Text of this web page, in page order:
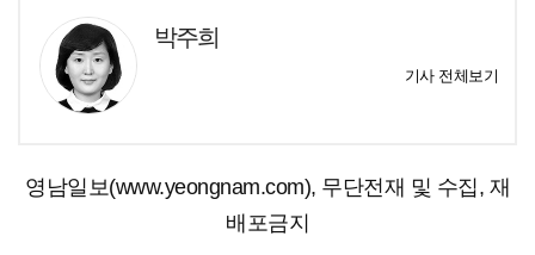
박주희
기사 전체보기
영남일보(www.yeongnam.com), 무단전재 및 수집, 재
배포금지